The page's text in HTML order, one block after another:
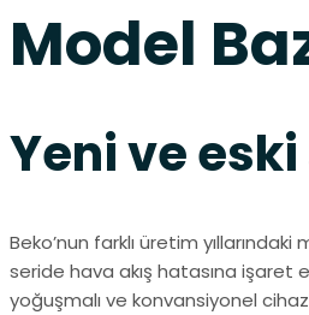
Model
Yeni ve
Beko’nun farklı üretim
seride hava akış hatasına işaret
yoğuşmalı ve konvansiyonel